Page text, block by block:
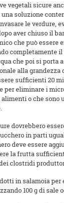
vegetali sicure
soluzione
le verdure,
aver chiuso il
che può essere
completamente
che poi si porta
alla grandezza
sufficienti 20
per eliminare i
o che sono
dovrebbero
in parti
deve essere
la frutta
clostridi
in salamoia per
100 g di sale